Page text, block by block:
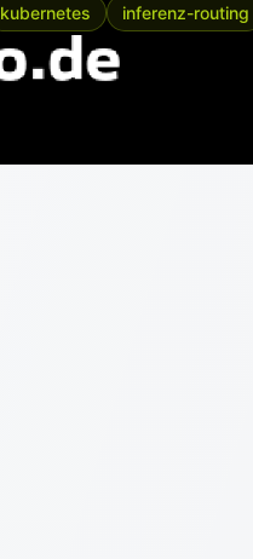
kubernetes inferenz-routing